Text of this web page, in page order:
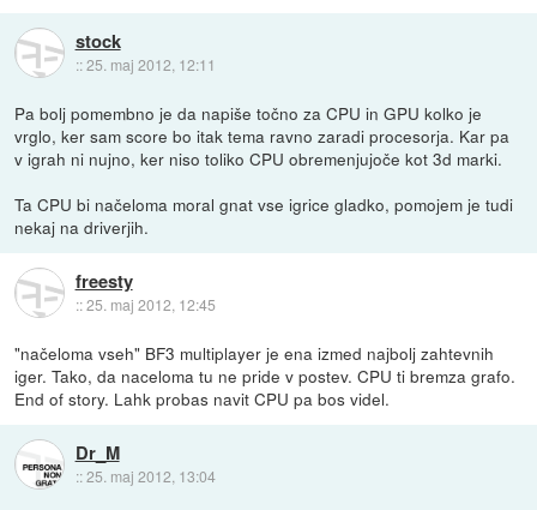
stock
::25. maj 2012, 12:11
Pa bolj pomembno je da napiše točno za CPU in GPU kolko je
vrglo, ker sam score bo itak tema ravno zaradi procesorja. Kar pa
v igrah ni nujno, ker niso toliko CPU obremenjujoče kot 3d marki.
Ta CPU bi načeloma moral gnat vse igrice gladko, pomojem je tudi
nekaj na driverjih.
freesty
::25. maj 2012, 12:45
"načeloma vseh" BF3 multiplayer je ena izmed najbolj zahtevnih
iger. Tako, da naceloma tu ne pride v postev. CPU ti bremza grafo.
End of story. Lahk probas navit CPU pa bos videl.
Dr_M
::25. maj 2012, 13:04